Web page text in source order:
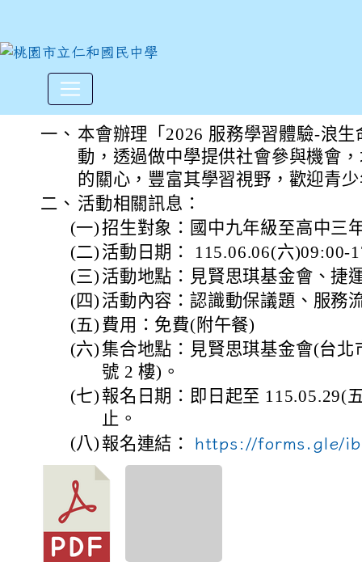
財團法人見賢思琪教育基金
一、 本會辦理「2026 服務學習體驗-浪
動，透過做中學提供社會參與機會
的關心，豐富其學習視野，歡迎青
二、 活動相關訊息：
(一)招生對象：國中九年級至高中三
(二) 活動日期： 115.06.06(六)09:00-
(三) 活動地點：見賢思琪基金會、捷
(四) 活動內容：認識動保議題、服務
(五) 費用：免費(附午餐)
(六)集合地點：見賢思琪基金會(台北
號 2 樓)。
(七) 報名日期：即日起至 115.05.29(
止。
(八) 報名連結： https://forms.gle/